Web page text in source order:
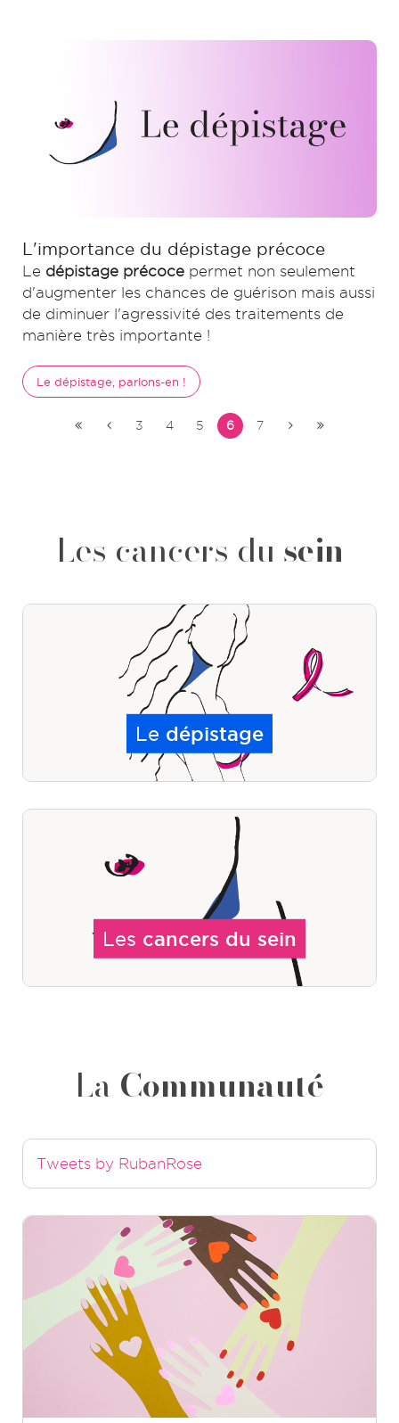
L'importance du dépistage précoce
Le dépistage précoce permet non seulement
d'augmenter les chances de guérison mais aussi
de diminuer l'agressivité des traitements de
manière très importante !
Le dépistage, parlons-en !
3 4 5 6 7
Les cancers du sein
Le dépistage
Les cancers du sein
La Communauté
Tweets by RubanRose